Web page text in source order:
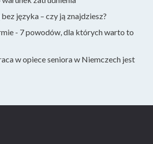
języka – czy ją znajdziesz?
- 7 powodów, dla których warto to
w opiece seniora w Niemczech jest